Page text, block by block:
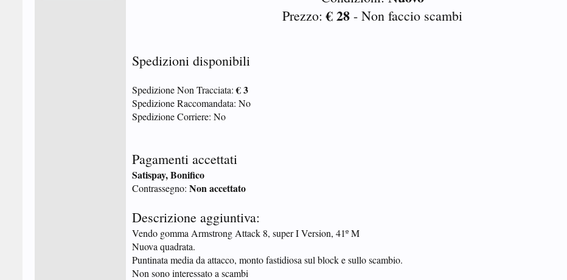
Prezzo:€ 28 - Non faccio scambi
Spedizioni disponibili
Spedizione Non Tracciata:€ 3
Spedizione Raccomandata: No
Spedizione Corriere: No
Pagamenti accettati
Satispay, Bonifico
Contrassegno: Non accettato
Descrizione aggiuntiva:
Vendo gomma Armstrong Attack 8, super I Version, 41º M
Nuova quadrata.
Puntinata media da attacco, monto fastidiosa sul block e sullo scambio.
Non sono interessato a scambi